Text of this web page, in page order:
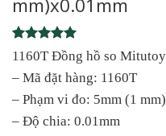
mm)x0.01mm
Rated 5
out of 5
based on
1
rating
1160T Đồng hồ so
– Mã đặt hàng: 1160T
– Phạm vi đo: 5mm (1 mm)
– Độ chia: 0.01mm